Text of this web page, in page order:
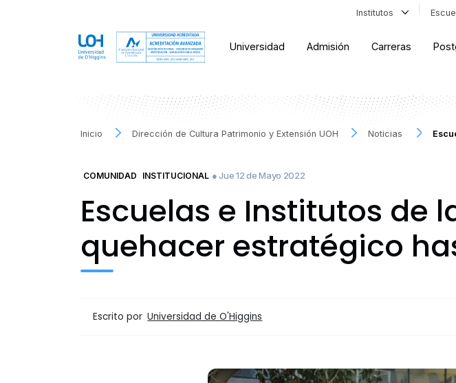
Institutos
Universidad Admisión Carreras
Inicio Dirección de Cultura Patrimonio y Extensión UOH Noticias
COMUNIDAD INSTITUCIONAL ● Jue 12 de Mayo 2022
Escuelas e Institutos de
quehacer estratégico
Escrito por Universidad de O'Higgins